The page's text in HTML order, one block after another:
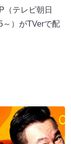
（テレビ朝日
）がTVerで配